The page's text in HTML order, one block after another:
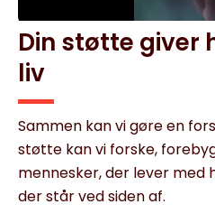
Din støtte giver
liv
Sammen kan vi gøre en
støtte kan vi forske,
mennesker, der lever med
der står ved siden af.